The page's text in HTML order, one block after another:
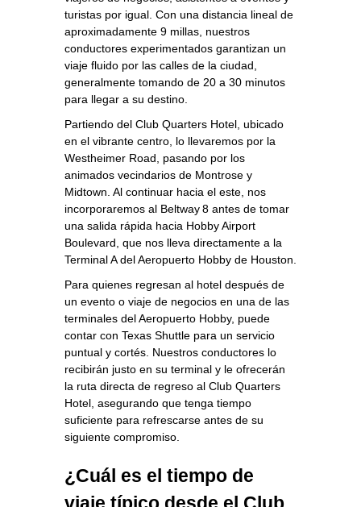
turistas por igual. Con una distancia lineal de
aproximadamente 9 millas, nuestros
conductores experimentados garantizan un
viaje fluido por las calles de la ciudad,
generalmente tomando de 20 a 30 minutos
para llegar a su destino.
Partiendo del Club Quarters Hotel, ubicado
en el vibrante centro, lo llevaremos por la
Westheimer Road, pasando por los
animados vecindarios de Montrose y
Midtown. Al continuar hacia el este, nos
incorporaremos al Beltway 8 antes de tomar
una salida rápida hacia Hobby Airport
Boulevard, que nos lleva directamente a la
Terminal A del Aeropuerto Hobby de Houston.
Para quienes regresan al hotel después de
un evento o viaje de negocios en una de las
terminales del Aeropuerto Hobby, puede
contar con Texas Shuttle para un servicio
puntual y cortés. Nuestros conductores lo
recibirán justo en su terminal y le ofrecerán
la ruta directa de regreso al Club Quarters
Hotel, asegurando que tenga tiempo
suficiente para refrescarse antes de su
siguiente compromiso.
¿Cuál es el tiempo de